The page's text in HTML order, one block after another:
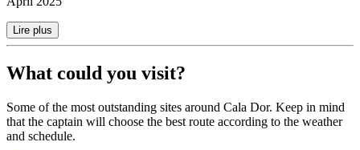
Lire plus
What could you visit?
Some of the most outstanding sites around Cala Dor. Keep in mind
that the captain will choose the best route according to the weather
and schedule.